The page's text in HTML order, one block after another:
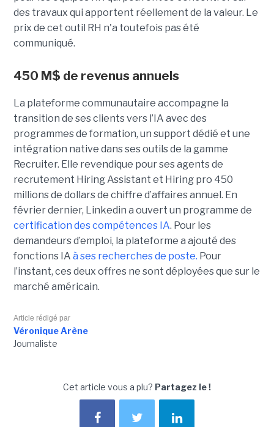
des travaux qui apportent réellement de la valeur. Le
prix de cet outil RH n'a toutefois pas été
communiqué.
450 M$ de revenus annuels
La plateforme communautaire accompagne la
transition de ses clients vers l’IA avec des
programmes de formation, un support dédié et une
intégration native dans ses outils de la gamme
Recruiter. Elle revendique pour ses agents de
recrutement Hiring Assistant et Hiring pro 450
millions de dollars de chiffre d’affaires annuel. En
février dernier, Linkedin a ouvert un programme de
certification des compétences IA. Pour les
demandeurs d’emploi, la plateforme a ajouté des
fonctions IA à ses recherches de poste. Pour
l’instant, ces deux offres ne sont déployées que sur le
marché américain.
Article rédigé par
Véronique Arène
Journaliste
Cet article vous a plu? Partagez le !